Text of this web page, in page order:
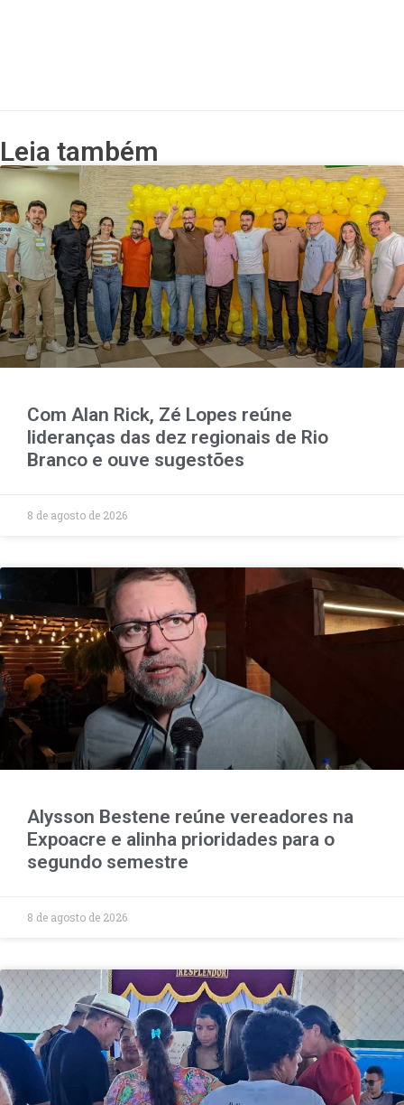
Leia também
Com Alan Rick, Zé Lopes reúne
lideranças das dez regionais de Rio
Branco e ouve sugestões
8 de agosto de 2026
Alysson Bestene reúne vereadores na
Expoacre e alinha prioridades para o
segundo semestre
8 de agosto de 2026